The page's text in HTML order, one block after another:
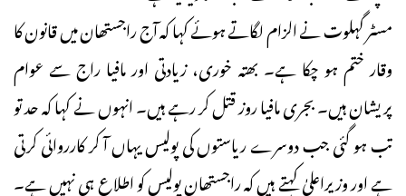
مسٹر گہلوت نے الزام لگاتے ہوئے کہا کہ آج راجستھان میں قانون کا
وقار ختم ہو چکا ہے۔ بھتہ خوری، زیادتی اور مافیا راج سے عوام
پریشان ہیں۔ بجری مافیا روز قتل کر رہے ہیں۔ انہوں نے کہا کہ حد تو
تب ہو گئی جب دوسرے ریاستوں کی پولیس یہاں آ کر کارروائی کرتی
ہے اور وزیراعلیٰ کہتے ہیں کہ راجستھان پولیس کو اطلاع ہی نہیں ہے۔